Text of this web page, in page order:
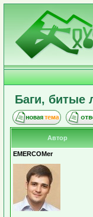
Баги, битые
Автор
EMERCOMer